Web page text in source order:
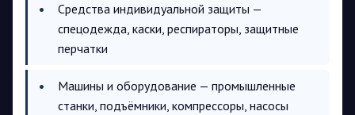
Средства индивидуальной защиты —
спецодежда, каски, респираторы, защитные
перчатки
Машины и оборудование — промышленные
станки, подъёмники, компрессоры, насосы